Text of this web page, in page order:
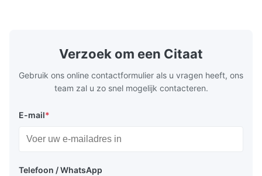
Verzoek om een Citaat
Gebruik ons online contactformulier als u vragen heeft, ons
team zal u zo snel mogelijk contacteren.
E-mail*
Telefoon / WhatsApp